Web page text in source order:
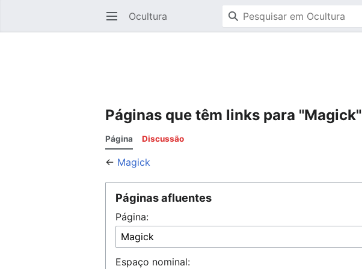
Abrir menu principal Ocultura
Páginas que têm links para "Magick"
Página Discussão
← Magick
Páginas afluentes
Página:
Espaço nominal: